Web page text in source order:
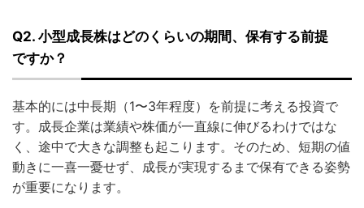
Q2. 小型成長株はどのくらいの期間、保有する前提
ですか？
基本的には中長期（1〜3年程度）を前提に考える投資で
す。成長企業は業績や株価が一直線に伸びるわけではな
く、途中で大きな調整も起こります。そのため、短期の値
動きに一喜一憂せず、成長が実現するまで保有できる姿勢
が重要になります。